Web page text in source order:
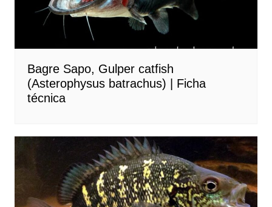
Bagre Sapo, Gulper catfish
(Asterophysus batrachus) | Ficha
técnica